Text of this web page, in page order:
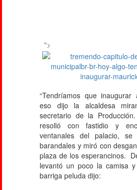
">
“Tendríamos que inaugurar
eso dijo la alcaldesa
secretario de la
resolló con fastidio y
ventanales del palacio,
barandales y miró con
plaza de los esperancinos.
levantó un poco la camisa
barriga peluda dijo: